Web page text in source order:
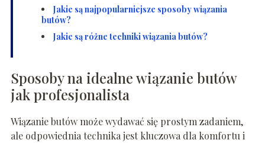
Jakie są najpopularniejsze sposoby wiązania
butów?
Jakie są różne techniki wiązania butów?
Sposoby na idealne wiązanie butów
jak profesjonalista
Wiązanie butów może wydawać się prostym zadaniem,
ale odpowiednia technika jest kluczowa dla komfortu i